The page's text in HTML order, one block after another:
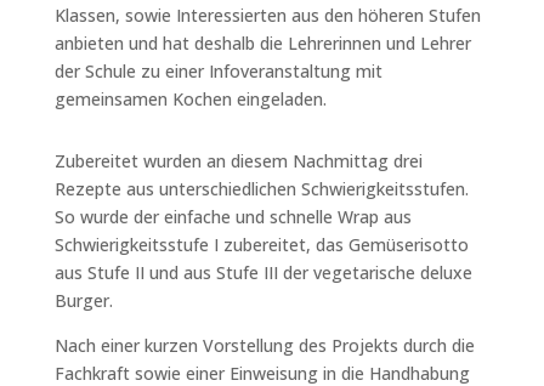
Klassen, sowie Interessierten aus den höheren Stufen
anbieten und hat deshalb die Lehrerinnen und Lehrer
der Schule zu einer Infoveranstaltung mit
gemeinsamen Kochen eingeladen.
Zubereitet wurden an diesem Nachmittag drei
Rezepte aus unterschiedlichen Schwierigkeitsstufen.
So wurde der einfache und schnelle Wrap aus
Schwierigkeitsstufe I zubereitet, das Gemüserisotto
aus Stufe II und aus Stufe III der vegetarische deluxe
Burger.
Nach einer kurzen Vorstellung des Projekts durch die
Fachkraft sowie einer Einweisung in die Handhabung